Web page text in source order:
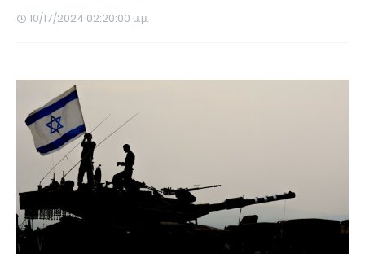
10/17/2024 02:20:00 μ.μ.